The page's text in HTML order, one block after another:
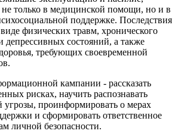
только в медицинской помощи, но и в
поддержке. Последствия
физических травм, хронического
депрессивных состояний, а также
требующих своевременной
кампании - рассказать
рисках, научить распознавать
угрозы, проинформировать о мерах
и сформировать ответственное
личной безопасности.